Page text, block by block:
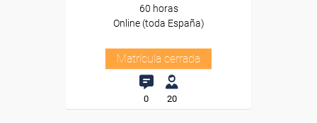
60 horas
Online (toda España)
Matrícula cerrada
0 20